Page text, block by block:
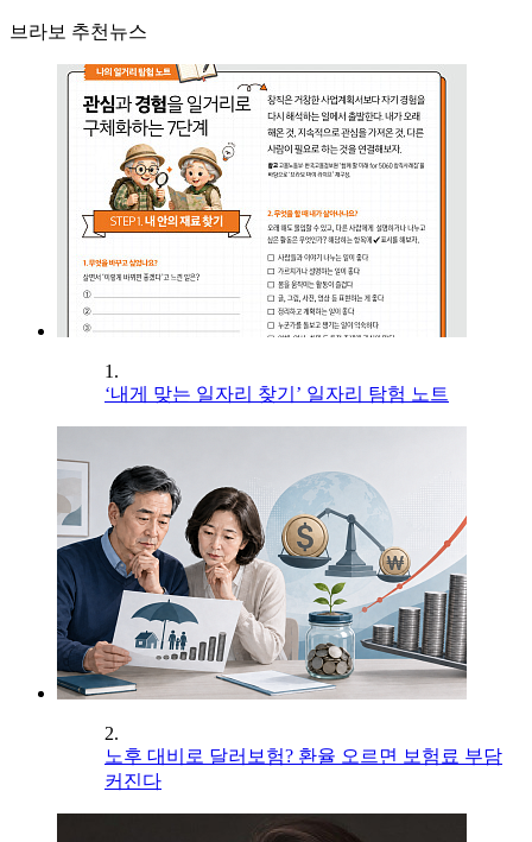
브라보 추천뉴스
1.
‘내게 맞는 일자리 찾기’ 일자리 탐험 노트
2.
노후 대비로 달러보험? 환율 오르면 보험료 부담
커진다